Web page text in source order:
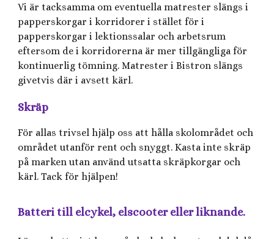
Vi är tacksamma om eventuella matrester slängs i
papperskorgar i korridorer i stället för i
papperskorgar i lektionssalar och arbetsrum
eftersom de i korridorerna är mer tillgängliga för
kontinuerlig tömning. Matrester i Bistron slängs
givetvis där i avsett kärl.
Skräp
För allas trivsel hjälp oss att hålla skolområdet och
området utanför rent och snyggt. Kasta inte skräp
på marken utan använd utsatta skräpkorgar och
kärl. Tack för hjälpen!
Batteri till elcykel, elscooter eller liknande.